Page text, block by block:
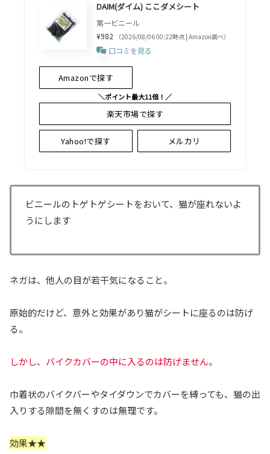
DAIM(ダイム) ここダメシート
第一ビニール
¥982
（2026/08/06 00:22時点 | Amazon調べ）
口コミを見る
Amazonで探す
＼ポイント最大11倍！／
楽天市場で探す
Yahoo!で探す メルカリ
ビニールのトゲトゲシートをおいて、猫が座れないよ
うにします
ネガは、他人の目が若干気になること。
原始的だけど、意外と効果があり猫がシートに座るのは防げ
る。
しかし、バイクカバーの中に入るのは防げません。
巾着状のバイクバーやタイダウンでカバーを縛っても、猫の出
入りする隙間を無くすのは無理です。
効果★★